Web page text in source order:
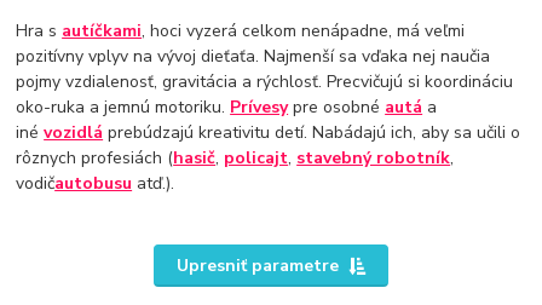
Hra s autíčkami, hoci vyzerá celkom nenápadne, má veľmi
pozitívny vplyv na vývoj dieťaťa. Najmenší sa vďaka nej naučia
pojmy vzdialenosť, gravitácia a rýchlosť. Precvičujú si koordináciu
oko-ruka a jemnú motoriku. Prívesypre osobné autá a
inévozidlá prebúdzajú kreativitu detí. Nabádajú ich, aby sa učili o
rôznych profesiách (hasič, policajt, ​​ stavebný robotník,
vodičautobusu atď.).
Upresniť parametre